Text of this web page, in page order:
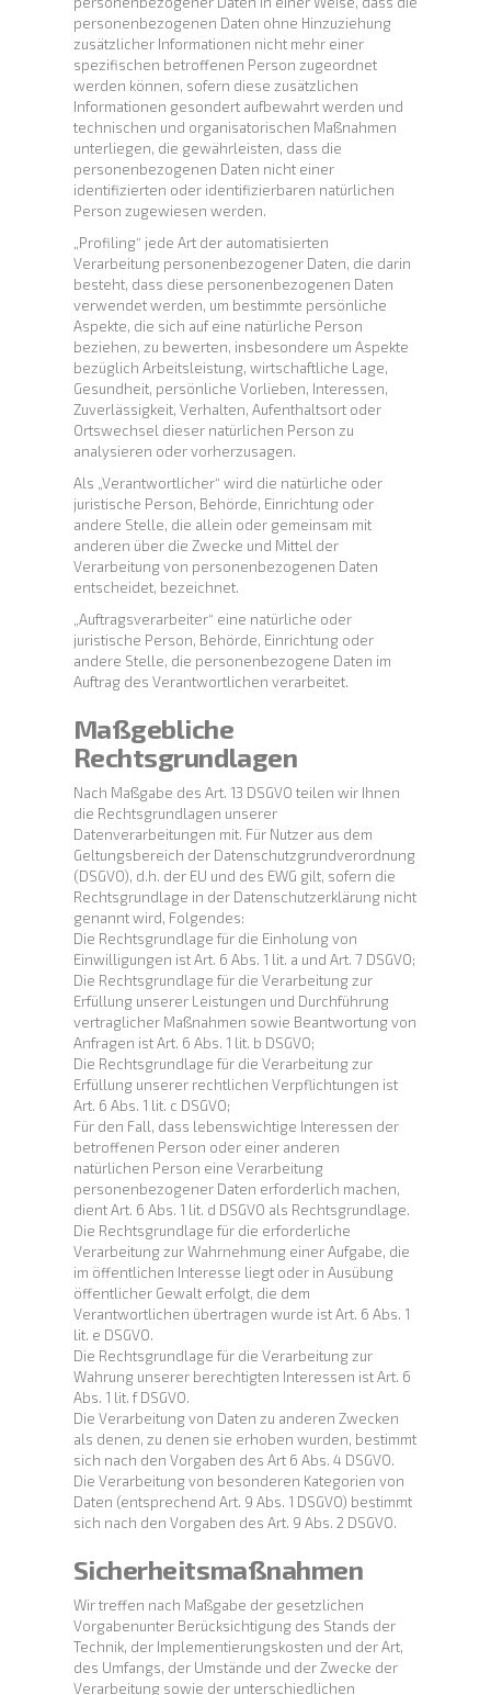
personenbezogenen Daten ohne Hinzuziehung
zusätzlicher Informationen nicht mehr einer
spezifischen betroffenen Person zugeordnet
werden können, sofern diese zusätzlichen
Informationen gesondert aufbewahrt werden und
technischen und organisatorischen Maßnahmen
unterliegen, die gewährleisten, dass die
personenbezogenen Daten nicht einer
identifizierten oder identifizierbaren natürlichen
Person zugewiesen werden.
„Profiling“ jede Art der automatisierten
Verarbeitung personenbezogener Daten, die darin
besteht, dass diese personenbezogenen Daten
verwendet werden, um bestimmte persönliche
Aspekte, die sich auf eine natürliche Person
beziehen, zu bewerten, insbesondere um Aspekte
bezüglich Arbeitsleistung, wirtschaftliche Lage,
Gesundheit, persönliche Vorlieben, Interessen,
Zuverlässigkeit, Verhalten, Aufenthaltsort oder
Ortswechsel dieser natürlichen Person zu
analysieren oder vorherzusagen.
Als „Verantwortlicher“ wird die natürliche oder
juristische Person, Behörde, Einrichtung oder
andere Stelle, die allein oder gemeinsam mit
anderen über die Zwecke und Mittel der
Verarbeitung von personenbezogenen Daten
entscheidet, bezeichnet.
„Auftragsverarbeiter“ eine natürliche oder
juristische Person, Behörde, Einrichtung oder
andere Stelle, die personenbezogene Daten im
Auftrag des Verantwortlichen verarbeitet.
Maßgebliche
Rechtsgrundlagen
Nach Maßgabe des Art. 13 DSGVO teilen wir Ihnen
die Rechtsgrundlagen unserer
Datenverarbeitungen mit. Für Nutzer aus dem
Geltungsbereich der Datenschutzgrundverordnung
(DSGVO), d.h. der EU und des EWG gilt, sofern die
Rechtsgrundlage in der Datenschutzerklärung nicht
genannt wird, Folgendes:
Die Rechtsgrundlage für die Einholung von
Einwilligungen ist Art. 6 Abs. 1 lit. a und Art. 7 DSGVO;
Die Rechtsgrundlage für die Verarbeitung zur
Erfüllung unserer Leistungen und Durchführung
vertraglicher Maßnahmen sowie Beantwortung von
Anfragen ist Art. 6 Abs. 1 lit. b DSGVO;
Die Rechtsgrundlage für die Verarbeitung zur
Erfüllung unserer rechtlichen Verpflichtungen ist
Art. 6 Abs. 1 lit. c DSGVO;
Für den Fall, dass lebenswichtige Interessen der
betroffenen Person oder einer anderen
natürlichen Person eine Verarbeitung
personenbezogener Daten erforderlich machen,
dient Art. 6 Abs. 1 lit. d DSGVO als Rechtsgrundlage.
Die Rechtsgrundlage für die erforderliche
Verarbeitung zur Wahrnehmung einer Aufgabe, die
im öffentlichen Interesse liegt oder in Ausübung
öffentlicher Gewalt erfolgt, die dem
Verantwortlichen übertragen wurde ist Art. 6 Abs. 1
lit. e DSGVO.
Die Rechtsgrundlage für die Verarbeitung zur
Wahrung unserer berechtigten Interessen ist Art. 6
Abs. 1 lit. f DSGVO.
Die Verarbeitung von Daten zu anderen Zwecken
als denen, zu denen sie erhoben wurden, bestimmt
sich nach den Vorgaben des Art 6 Abs. 4 DSGVO.
Die Verarbeitung von besonderen Kategorien von
Daten (entsprechend Art. 9 Abs. 1 DSGVO) bestimmt
sich nach den Vorgaben des Art. 9 Abs. 2 DSGVO.
Sicherheitsmaßnahmen
Wir treffen nach Maßgabe der gesetzlichen
Vorgabenunter Berücksichtigung des Stands der
Technik, der Implementierungskosten und der Art,
des Umfangs, der Umstände und der Zwecke der
Verarbeitung sowie der unterschiedlichen